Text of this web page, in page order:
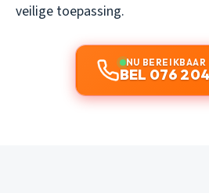
veilige toepassing.
NU BEREIKBAAR
BEL 076